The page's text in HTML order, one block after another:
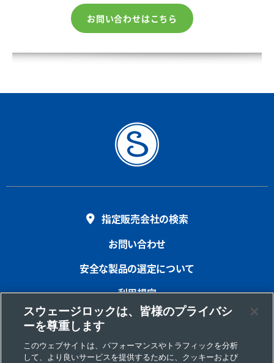
お問い合わせはこちら
指定販売会社の検索
お問い合わせ
安全な製品の選定について
利用規定
プライバシー
インプリント
スウェージロックは、皆様のプライバシ
ーを尊重します
このウェブサイトは、パフォーマンスやトラフィックを分析
して、より良いサービスを提供するために、クッキーおよび